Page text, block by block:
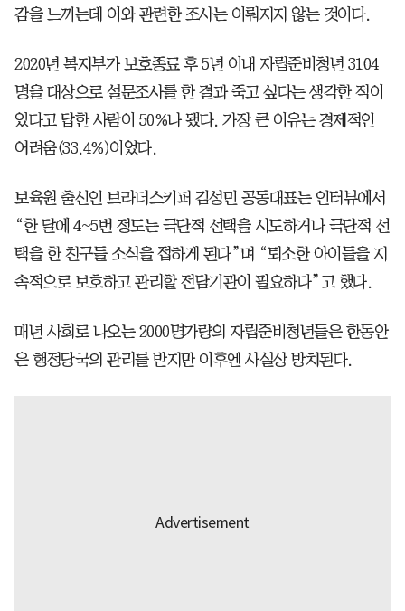
감을 느끼는데 이와 관련한 조사는 이뤄지지 않는 것이다.
2020년 복지부가 보호종료 후 5년 이내 자립준비청년 3104
명을 대상으로 설문조사를 한 결과 죽고 싶다는 생각한 적이
있다고 답한 사람이 50%나 됐다. 가장 큰 이유는 경제적인
어려움(33.4%)이었다.
보육원 출신인 브라더스키퍼 김성민 공동대표는 인터뷰에서
“한 달에 4~5번 정도는 극단적 선택을 시도하거나 극단적 선
택을 한 친구들 소식을 접하게 된다”며 “퇴소한 아이들을 지
속적으로 보호하고 관리할 전담기관이 필요하다”고 했다.
매년 사회로 나오는 2000명가량의 자립준비청년들은 한동안
은 행정당국의 관리를 받지만 이후엔 사실상 방치된다.